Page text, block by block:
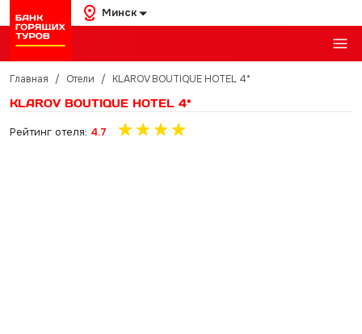
Минск
Главная / Отели / KLAROV BOUTIQUE HOTEL 4*
KLAROV BOUTIQUE HOTEL 4*
Рейтинг отеля: 4.7